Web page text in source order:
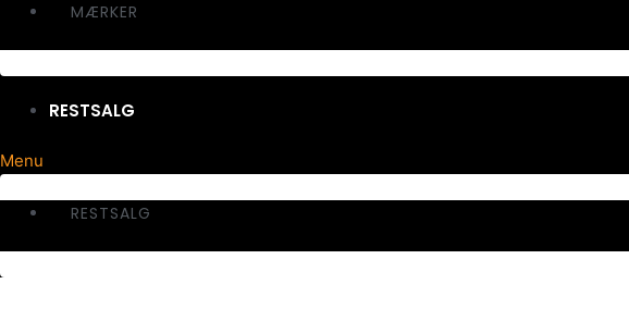
MÆRKER
RESTSALG
Menu
RESTSALG